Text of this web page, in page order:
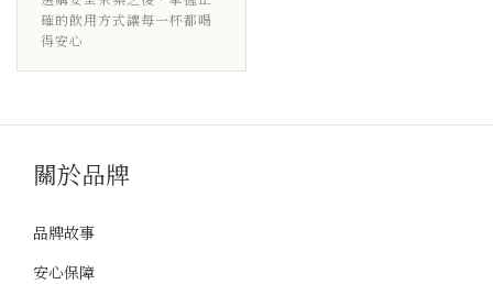
確的飲用方式讓每一杯都喝
得安心
關於品牌
品牌故事
安心保障